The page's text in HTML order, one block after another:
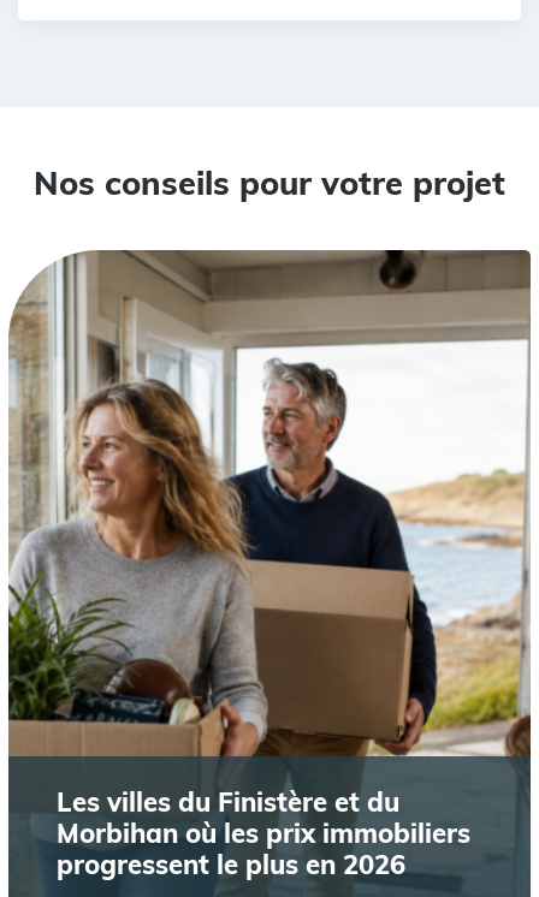
Nos conseils pour votre projet
Les villes du Finistère et du
Morbihan où les prix immobiliers
progressent le plus en 2026